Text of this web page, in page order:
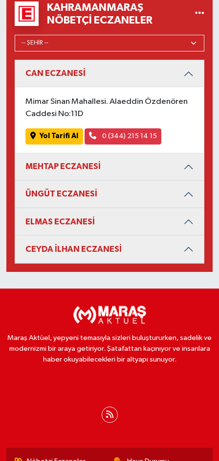
KAHRAMANMARAŞ
NÖBETÇI ECZANELER
CAN ECZANESİ
Mimar Sinan Mahallesi. Alaeddin Özdenören
Caddesi No:11D
Yol Tarifi Al 0 (344) 215 14 15
MEHTAP ECZANESİ
ÜNGÜT ECZANESİ
ELMAS ECZANESİ
CEYDA İLHAN ECZANESİ
Maraş Aktüel, yepyeni temasıyla sizleri buluştururken, sadelik ve
modernizmi bir araya getiriyor. Şatafattan kaçınıyor ve insanlara
haber okuyabilecekleri bir altyapı sunuyor.